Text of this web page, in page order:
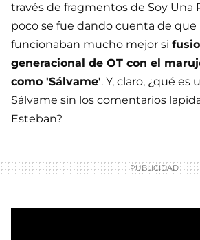
través de fragmentos de Soy Una
poco se fue dando cuenta de que
funcionaban mucho mejor si
generacional de OT con el
como 'Sálvame'. Y, claro, ¿qué es
Sálvame sin los comentarios
Esteban?